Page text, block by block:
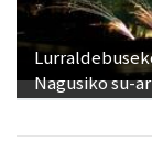
Nagusiko su-